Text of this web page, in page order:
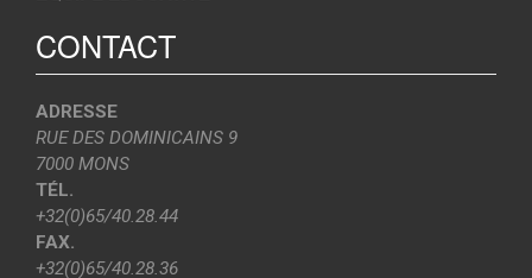
CONTACT
ADRESSE
RUE DES DOMINICAINS 9
7000 MONS
TÉL.
+32(0)65/40.28.44
FAX.
+32(0)65/40.28.36